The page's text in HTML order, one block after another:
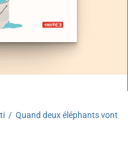
/ Quand deux éléphants vont